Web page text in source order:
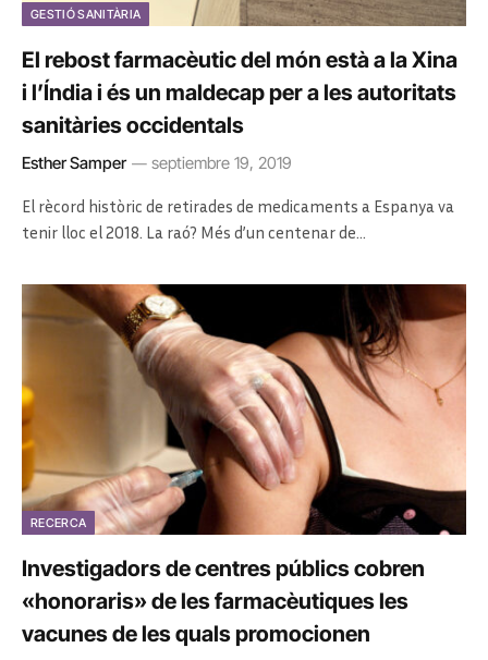
GESTIÓ SANITÀRIA
El rebost farmacèutic del món està a la Xina
i l’Índia i és un maldecap per a les autoritats
sanitàries occidentals
Esther Samper septiembre 19, 2019
El rècord històric de retirades de medicaments a Espanya va
tenir lloc el 2018. La raó? Més d’un centenar de…
RECERCA
Investigadors de centres públics cobren
«honoraris» de les farmacèutiques les
vacunes de les quals promocionen